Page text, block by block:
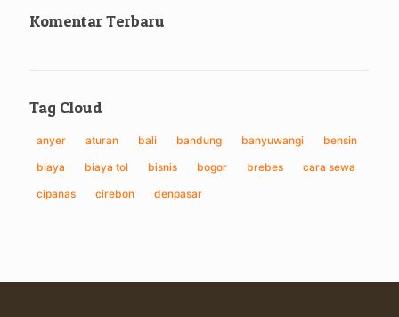
Komentar Terbaru
Tag Cloud
anyer aturan bali bandung banyuwangi
bensin
biaya
biaya tol bisnis bogor brebes
cara sewa
cipanas
cirebon denpasar